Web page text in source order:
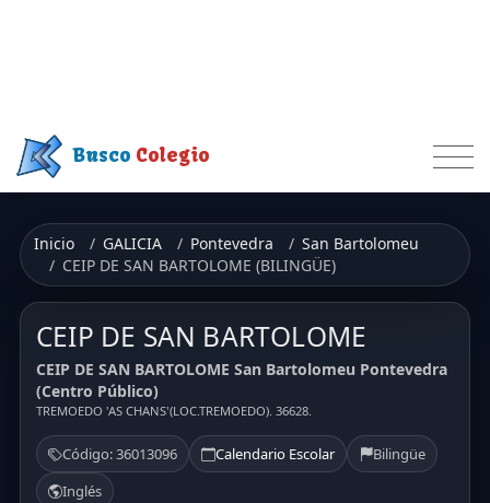
Busco Colegio
Inicio GALICIA Pontevedra
San Bartolomeu
CEIP DE SAN BARTOLOME (BILINGÜE)
CEIP DE SAN BARTOLOME
CEIP DE SAN BARTOLOME San Bartolomeu Pontevedra
(Centro Público)
TREMOEDO 'AS CHANS'(LOC.TREMOEDO). 36628.
Código: 36013096 Calendario Escolar
Bilingüe
Inglés